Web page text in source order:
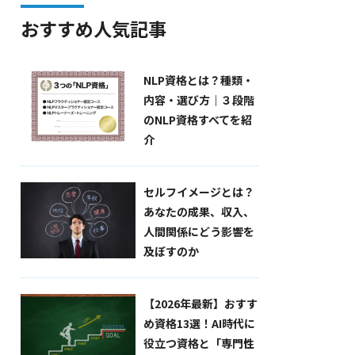
おすすめ人気記事
NLP資格とは？種類・
内容・選び方｜３段階
のNLP資格すべてを紹
介
セルフイメージとは？
あなたの成果、収入、
人間関係にどう影響を
及ぼすのか
【2026年最新】おすす
め資格13選！AI時代に
役立つ資格と「専門性